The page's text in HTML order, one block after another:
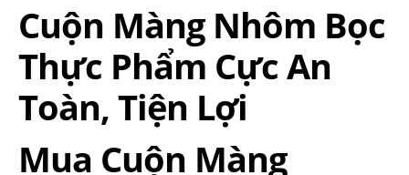
Cuộn Màng Nhôm Bọc
Thực Phẩm Cực An
Toàn, Tiện Lợi
Mua Cuộn Màng